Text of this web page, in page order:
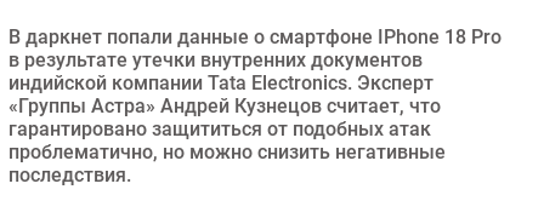
Безопасность
Инновации
CIO/Управление ИТ
Гаджеты
Здоровье
В даркнет попали данные о смартфоне IPhone 18 Pro
в результате утечки внутренних документов
индийской компании Tata Electronics. Эксперт
«Группы Астра» Андрей Кузнецов считает, что
гарантировано защититься от подобных атак
проблематично, но можно снизить негативные
последствия.